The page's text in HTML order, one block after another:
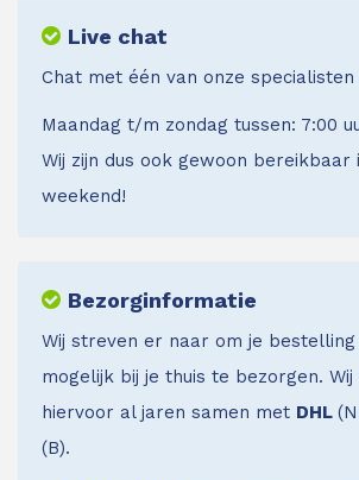
Live chat
Chat met één van onze specialisten
Maandag t/m zondag tussen: 7:00
Wij zijn dus ook gewoon bereikbaar
weekend!
Bezorginformatie
Wij streven er naar om je
mogelijk bij je thuis te bezorgen.
hiervoor al jaren samen met DHL
(B).